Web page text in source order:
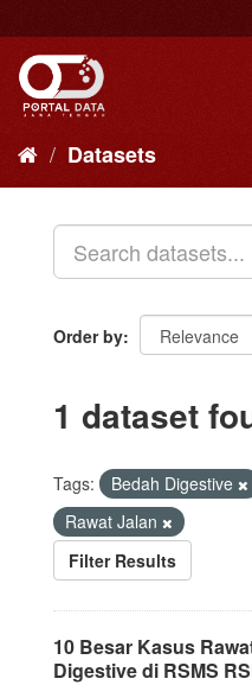
to
content
Datasets
Order by
1 dataset
Tags: Bedah Digestive
Rawat Jalan
Filter Results
10 Besar Kasus
Digestive di RSMS